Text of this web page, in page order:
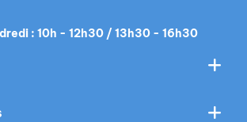
: 10h - 12h30 / 13h30 - 16h30